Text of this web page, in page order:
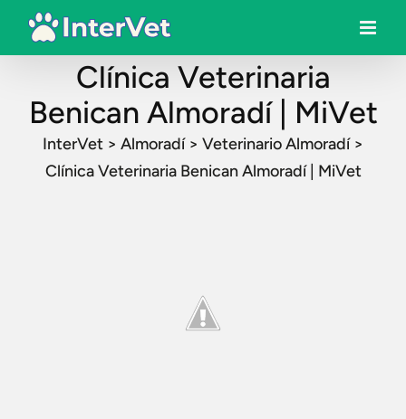
Clínica Veterinaria
Benican Almoradí | MiVet
InterVet > Almoradí> Veterinario Almoradí>
Clínica Veterinaria Benican Almoradí | MiVet